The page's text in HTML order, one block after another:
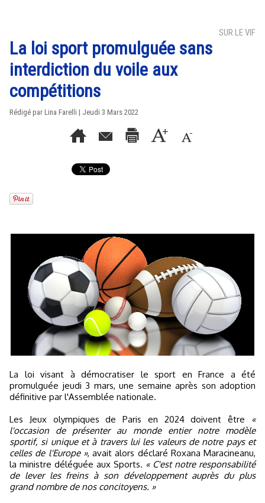
SUR LE VIF
La loi sport promulguée sans
interdiction du voile aux
compétitions
Rédigé par Lina Farelli | Jeudi 3 Mars 2022
La loi visant à démocratiser le sport en France a été
promulguée jeudi 3 mars, une semaine après son adoption
définitive par l'Assemblée nationale.
Les Jeux olympiques de Paris en 2024 doivent être
«
l'occasion de présenter au monde entier notre modèle
sportif, si unique et à travers lui les valeurs de notre pays et
celles de l'Europe », avait alors déclaré Roxana Maracineanu,
la ministre déléguée aux Sports. « C'est notre responsabilité
de lever les freins à son développement auprès du plus
grand nombre de nos concitoyens. »